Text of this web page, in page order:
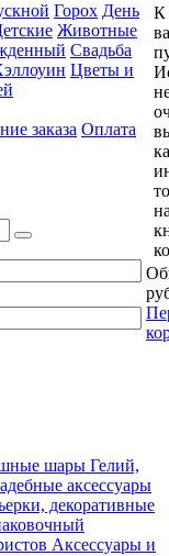
Горох День
Животные
Свадьба
Цветы и
заказа Оплата
К
шары Гелий,
аксессуары
декоративные
Аксессуары и